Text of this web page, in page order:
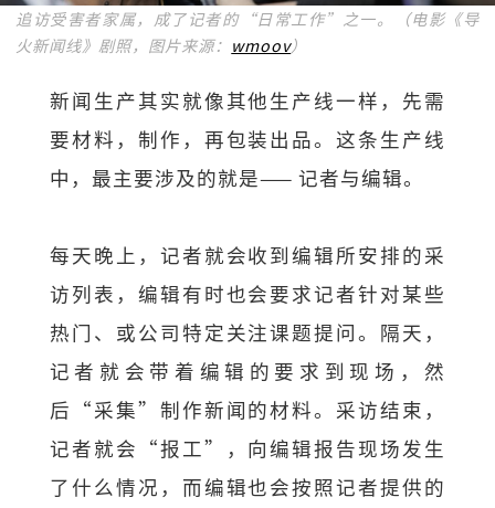
追访受害者家属，成了记者的“日常工作”之一。（电影《导
火新闻线》剧照，图片来源： wmoov）
新闻生产其实就像其他生产线一样，先需
要材料，制作，再包装出品。这条生产线
中，最主要涉及的就是—— 记者与编辑。
每天晚上，记者就会收到编辑所安排的采
访列表，编辑有时也会要求记者针对某些
热门、或公司特定关注课题提问。隔天，
记者就会带着编辑的要求到现场，然
后“采集”制作新闻的材料。采访结束，
记者就会“报工”，向编辑报告现场发生
了什么情况，而编辑也会按照记者提供的